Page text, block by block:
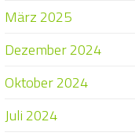
März 2025
Dezember 2024
Oktober 2024
Juli 2024